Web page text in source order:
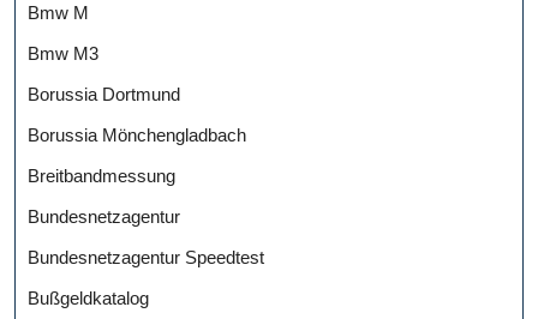
Bmw M
Bmw M3
Borussia Dortmund
Borussia Mönchengladbach
Breitbandmessung
Bundesnetzagentur
Bundesnetzagentur Speedtest
Bußgeldkatalog